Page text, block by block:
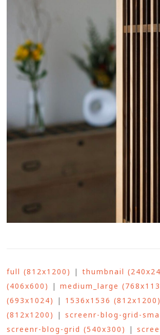
full (812x1200) |thumbnail
(406x600)
|medium_large
(693x1024)
| 1536x1536 (812x1200)
(812x1200)
|screenr-blog-grid-
screenr-blog-grid (540x300)
|